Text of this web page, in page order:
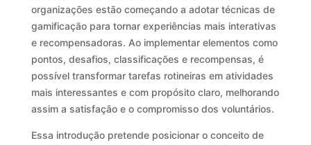
organizações estão começando a adotar técnicas de
gamificação para tornar experiências mais interativas
e recompensadoras. Ao implementar elementos como
pontos, desafios, classificações e recompensas, é
possível transformar tarefas rotineiras em atividades
mais interessantes e com propósito claro, melhorando
assim a satisfação e o compromisso dos voluntários.
Essa introdução pretende posicionar o conceito de